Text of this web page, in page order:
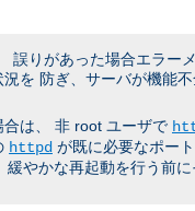
誤りがあった場合エラー
を 防ぎ、サーバが機能
は、 非 root ユーザで
httpd が既に必要なポー
やかな再起動を行う前に